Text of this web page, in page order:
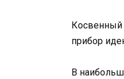
Косвенный
прибор
В